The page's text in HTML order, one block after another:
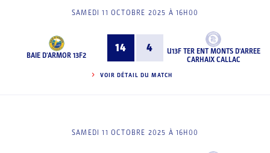
SAMEDI 11 OCTOBRE 2025 À 16H00
BAIE D'ARMOR 13F2
14 4
U13F TER ENT MONTS D'ARREE
CARHAIX CALLAC
VOIR DÉTAIL DU MATCH
SAMEDI 11 OCTOBRE 2025 À 16H00